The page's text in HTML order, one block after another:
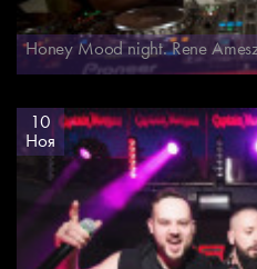
Honey Mood night. Rene
10
Ноя